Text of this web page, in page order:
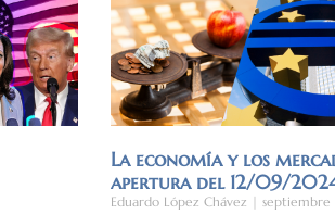
La economía y los
apertura del 12/09/
Eduardo López Chávez septiembre